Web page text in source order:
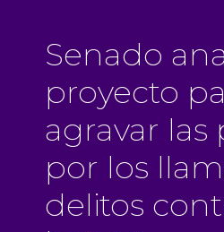
Senado
proyecto
agravar las
por los
delitos